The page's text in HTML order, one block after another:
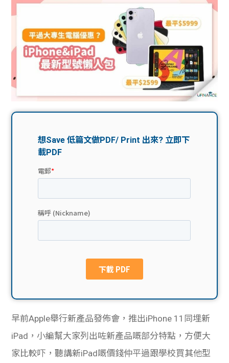
貸款
計算
機
學生
大學
款
貸款
機
網上
Blog
大專
生筍
工推
Gui
han
ge
de
校園
常見
問題
學生
福利
校園
早前Apple舉行新產品發佈會，推出iPhone 11同埋新
iPad，小編幫大家列出咗新產品嘅部分特點，方便大
家比較吓，聽講新iPad嘅價錢仲平過跟學校買其他型